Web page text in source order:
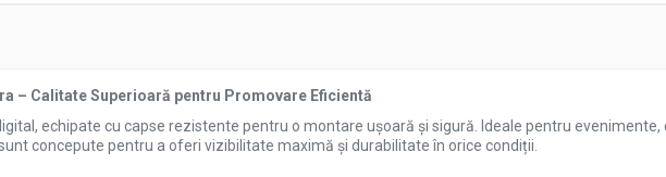
– Calitate Superioară pentru Promovare Eficientă
echipate cu capse rezistente pentru o montare ușoară și sigură. Ideale pentru evenimente,
concepute pentru a oferi vizibilitate maximă și durabilitate în orice condiții.